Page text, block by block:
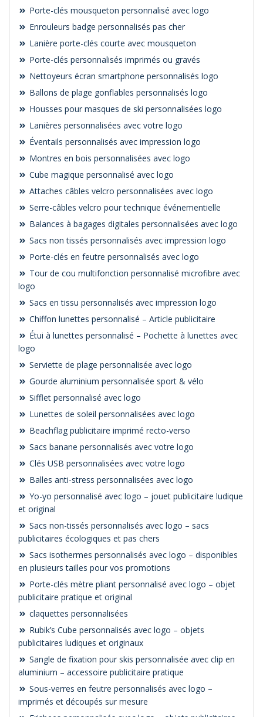
Porte-clés mousqueton personnalisé avec logo
Enrouleurs badge personnalisés pas cher
Lanière porte-clés courte avec mousqueton
Porte-clés personnalisés imprimés ou gravés
Nettoyeurs écran smartphone personnalisés logo
Ballons de plage gonflables personnalisés logo
Housses pour masques de ski personnalisées logo
Lanières personnalisées avec votre logo
Éventails personnalisés avec impression logo
Montres en bois personnalisées avec logo
Cube magique personnalisé avec logo
Attaches câbles velcro personnalisées avec logo
Serre-câbles velcro pour technique événementielle
Balances à bagages digitales personnalisées avec logo
Sacs non tissés personnalisés avec impression logo
Porte-clés en feutre personnalisés avec logo
Tour de cou multifonction personnalisé microfibre avec
logo
Sacs en tissu personnalisés avec impression logo
Chiffon lunettes personnalisé – Article publicitaire
Étui à lunettes personnalisé – Pochette à lunettes avec
logo
Serviette de plage personnalisée avec logo
Gourde aluminium personnalisée sport & vélo
Sifflet personnalisé avec logo
Lunettes de soleil personnalisées avec logo
Beachflag publicitaire imprimé recto-verso
Sacs banane personnalisés avec votre logo
Clés USB personnalisées avec votre logo
Balles anti-stress personnalisées avec logo
Yo-yo personnalisé avec logo – jouet publicitaire ludique
et original
Sacs non-tissés personnalisés avec logo – sacs
publicitaires écologiques et pas chers
Sacs isothermes personnalisés avec logo – disponibles
en plusieurs tailles pour vos promotions
Porte-clés mètre pliant personnalisé avec logo – objet
publicitaire pratique et original
claquettes personnalisées
Rubik’s Cube personnalisés avec logo – objets
publicitaires ludiques et originaux
Sangle de fixation pour skis personnalisée avec clip en
aluminium – accessoire publicitaire pratique
Sous-verres en feutre personnalisés avec logo –
imprimés et découpés sur mesure